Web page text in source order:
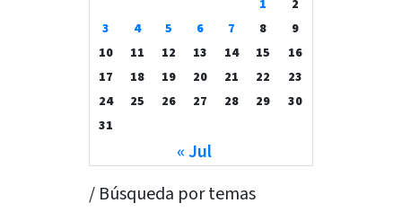
1
2
3
4 5 6 7 8
9
10
11 12 13 14 15
16
17
18 19 20 21 22
23
24
25 26 27 28 29
30
31
« Jul
/ Búsqueda por temas